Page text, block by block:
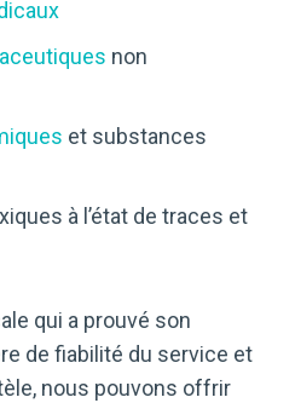
non
et substances
à l’état de traces et
qui a prouvé son
de fiabilité du service et
nous pouvons offrir